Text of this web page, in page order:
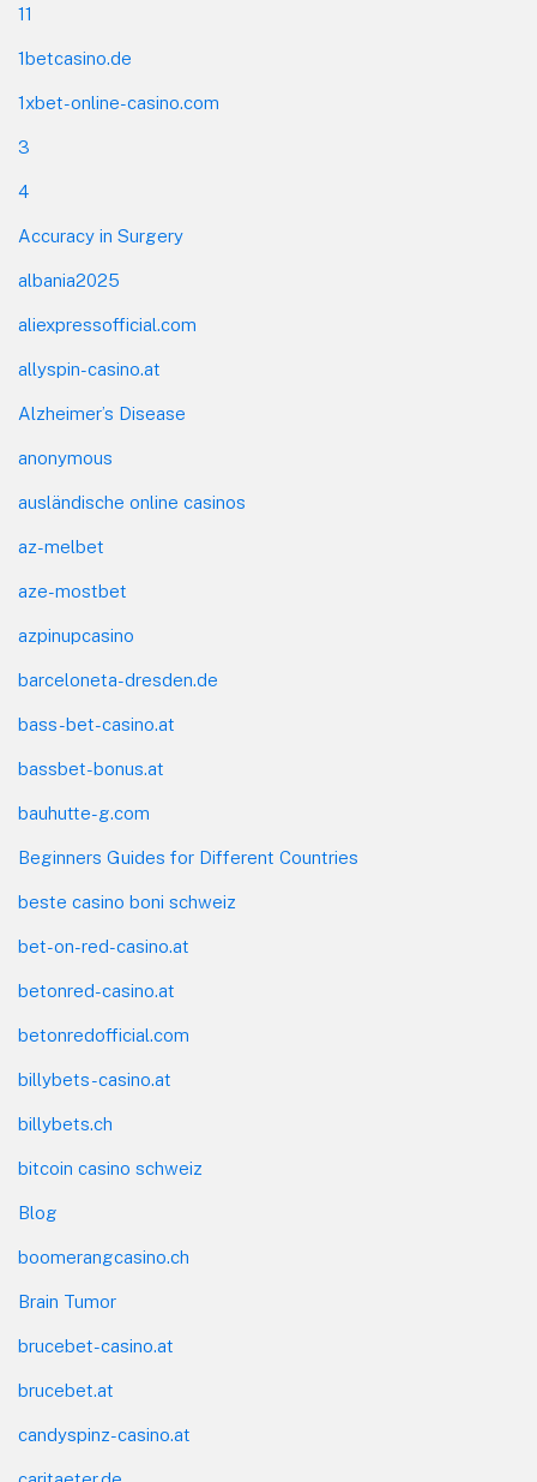
11
1betcasino.de
1xbet-online-casino.com
3
4
Accuracy in Surgery
albania2025
aliexpressofficial.com
allyspin-casino.at
Alzheimer’s Disease
anonymous
ausländische online casinos
az-melbet
aze-mostbet
azpinupcasino
barceloneta-dresden.de
bass-bet-casino.at
bassbet-bonus.at
bauhutte-g.com
Beginners Guides for Different Countries
beste casino boni schweiz
bet-on-red-casino.at
betonred-casino.at
betonredofficial.com
billybets-casino.at
billybets.ch
bitcoin casino schweiz
Blog
boomerangcasino.ch
Brain Tumor
brucebet-casino.at
brucebet.at
candyspinz-casino.at